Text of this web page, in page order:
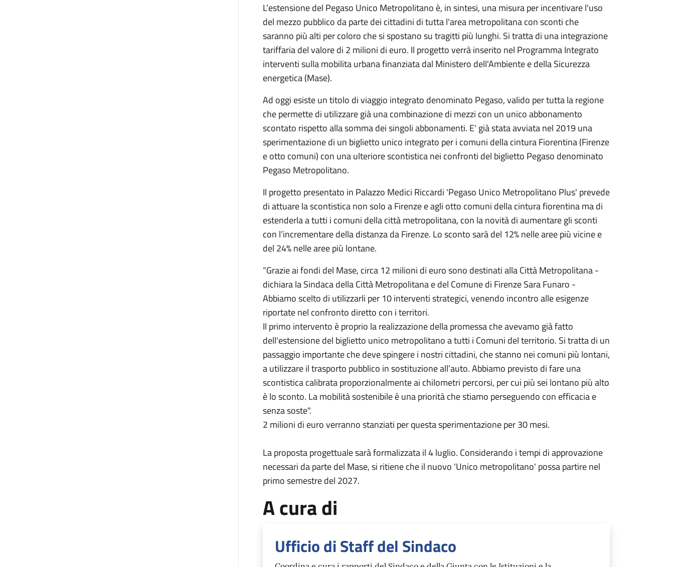
L’estensione del Pegaso Unico Metropolitano è, in sintesi, una misura per incentivare l'uso
del mezzo pubblico da parte dei cittadini di tutta l'area metropolitana con sconti che
saranno più alti per coloro che si spostano su tragitti più lunghi. Si tratta di una integrazione
tariffaria del valore di 2 milioni di euro. Il progetto verrà inserito nel Programma Integrato
interventi sulla mobilita urbana finanziata dal Ministero dell'Ambiente e della Sicurezza
energetica (Mase).
Ad oggi esiste un titolo di viaggio integrato denominato Pegaso, valido per tutta la regione
che permette di utilizzare già una combinazione di mezzi con un unico abbonamento
scontato rispetto alla somma dei singoli abbonamenti. E' già stata avviata nel 2019 una
sperimentazione di un biglietto unico integrato per i comuni della cintura Fiorentina (Firenze
e otto comuni) con una ulteriore scontistica nei confronti del biglietto Pegaso denominato
Pegaso Metropolitano.
Il progetto presentato in Palazzo Medici Riccardi 'Pegaso Unico Metropolitano Plus' prevede
di attuare la scontistica non solo a Firenze e agli otto comuni della cintura fiorentina ma di
estenderla a tutti i comuni della città metropolitana, con la novità di aumentare gli sconti
con l’incrementare della distanza da Firenze. Lo sconto sarà del 12% nelle aree più vicine e
del 24% nelle aree più lontane.
“Grazie ai fondi del Mase, circa 12 milioni di euro sono destinati alla Città Metropolitana -
dichiara la Sindaca della Città Metropolitana e del Comune di Firenze Sara Funaro -
Abbiamo scelto di utilizzarli per 10 interventi strategici, venendo incontro alle esigenze
riportate nel confronto diretto con i territori.
Il primo intervento è proprio la realizzazione della promessa che avevamo già fatto
dell'estensione del biglietto unico metropolitano a tutti i Comuni del territorio. Si tratta di un
passaggio importante che deve spingere i nostri cittadini, che stanno nei comuni più lontani,
a utilizzare il trasporto pubblico in sostituzione all’auto. Abbiamo previsto di fare una
scontistica calibrata proporzionalmente ai chilometri percorsi, per cui più sei lontano più alto
è lo sconto. La mobilità sostenibile è una priorità che stiamo perseguendo con efficacia e
senza soste".
2 milioni di euro verranno stanziati per questa sperimentazione per 30 mesi.
La proposta progettuale sarà formalizzata il 4 luglio. Considerando i tempi di approvazione
necessari da parte del Mase, si ritiene che il nuovo 'Unico metropolitano' possa partire nel
primo semestre del 2027.
A cura di
Ufficio di Staff del Sindaco